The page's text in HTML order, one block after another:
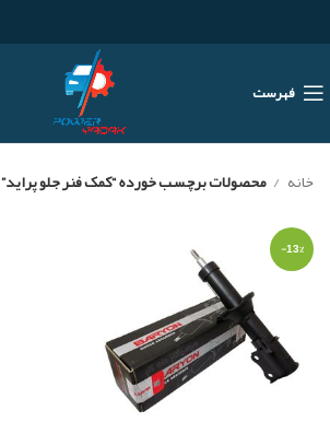
فهرست
خانه محصولات برچسب خورده “کمک فنر جلو پراید”
-13%